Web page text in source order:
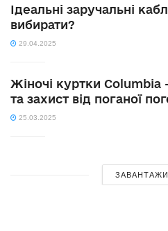
Ідеальні заручальні
вибирати?
29.04.2025
Жіночі куртки Columbia
та захист від поганої
25.03.2025